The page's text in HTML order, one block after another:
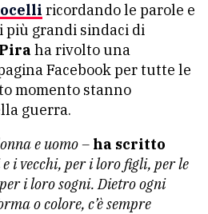
ricordando le parole e
più grandi sindaci di
ha rivolto una
Facebook per tutte le
momento stanno
guerra.
e uomo – ha scritto
i vecchi, per i loro figli, per le
i loro sogni. Dietro ogni
o colore, c’è sempre